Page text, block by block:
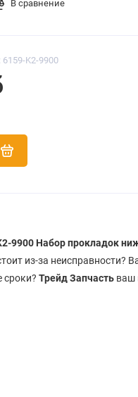
6159-K2-9900
В сравнение
9900 Набор прокладок
из-за неисправности?
сроки? Трейд Запчастьваш